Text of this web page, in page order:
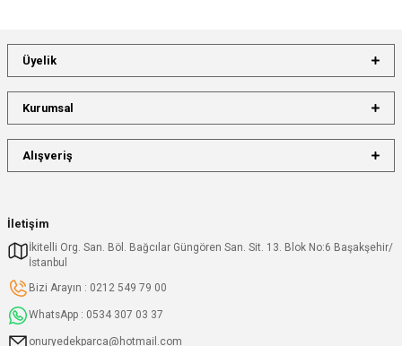
İletişim
İkitelli Org. San. Böl. Bağcılar Güngören San. Sit. 13. Blok No:6 Başakşehir/
İstanbul
Bizi Arayın : 0212 549 79 00
WhatsApp : 0534 307 03 37
onuryedekparca@hotmail.com
Üyelik
Kurumsal
Alışveriş